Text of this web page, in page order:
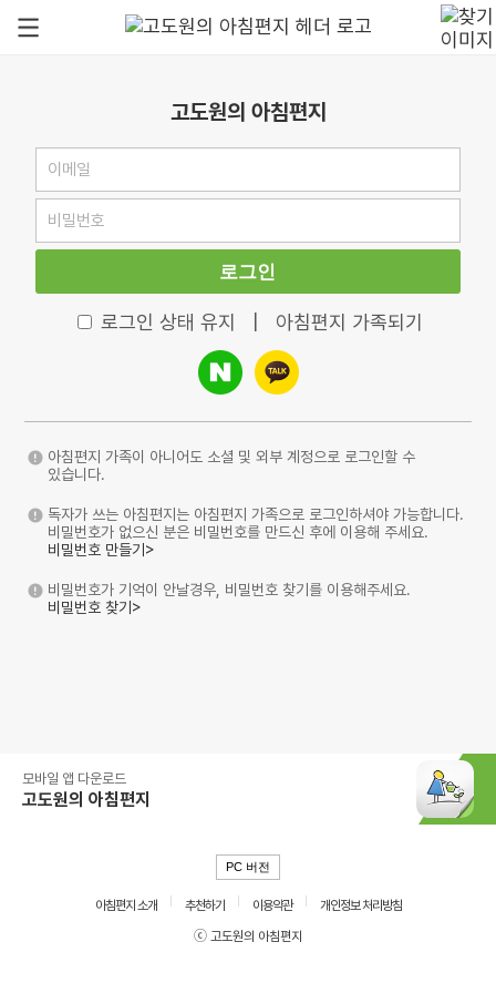
고도원의 아침편지
로그인
로그인 상태 유지 아침편지 가족되기
아침편지 가족이 아니어도 소셜 및 외부 계정으로 로그인할 수
있습니다.
독자가 쓰는 아침편지는 아침편지 가족으로 로그인하셔야 가능합니다.
비밀번호가 없으신 분은 비밀번호를 만드신 후에 이용해 주세요.
비밀번호 만들기>
비밀번호가 기억이 안날경우, 비밀번호 찾기를 이용해주세요.
비밀번호 찾기>
모바일 앱 다운로드
고도원의 아침편지
PC 버전
아침편지 소개 추천하기 이용약관
개인정보 처리방침
ⓒ 고도원의 아침편지